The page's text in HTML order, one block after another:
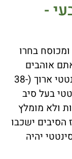
-
בחרו
מ"מ) אם אתם אוהבים
דשא בעל מראה פראי בחרו בדשא סינטטי ארוך (38-
בעל סיב
ולא מומלץ
מ-45 מ"מ כי אז הסיבים ישכבו
יהיה